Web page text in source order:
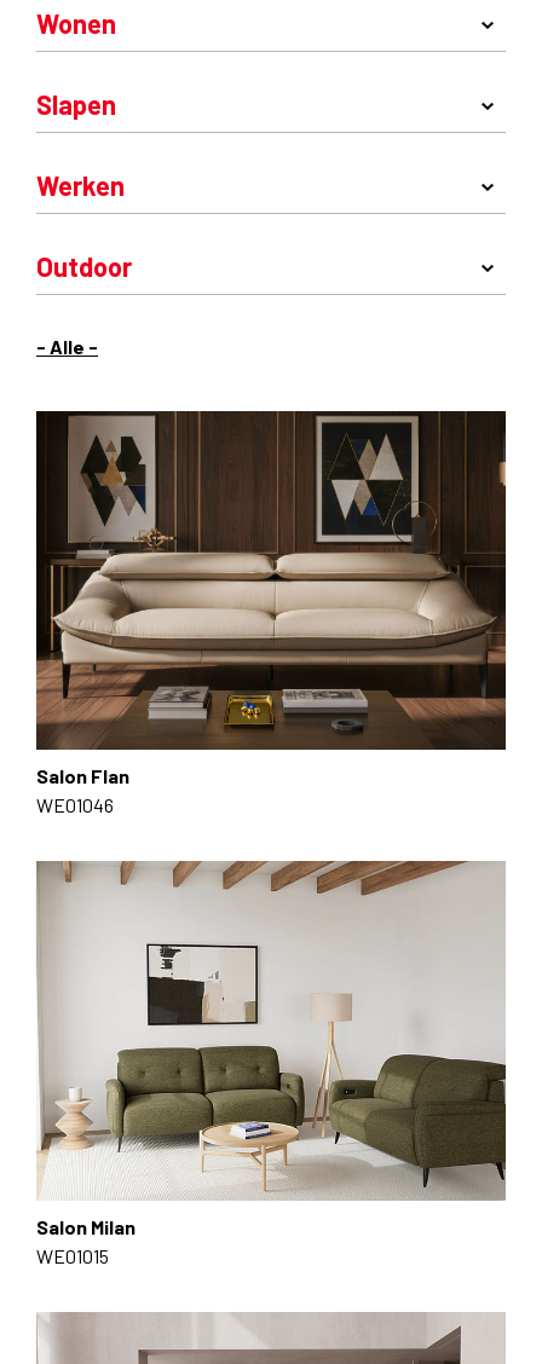
- Alle -
Wonen
Slapen
Werken
Outdoor
Salon Flan
WE01046
Salon Milan
WE01015